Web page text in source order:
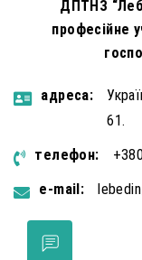
ДПТНЗ
професійне
aдресa:
61.
телефон:
e-mail: